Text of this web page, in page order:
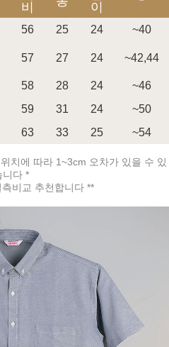
PAYCO 바로구매
비
이
56 25 24
~40
57 27 24 ~42,44
58 28 24
~46
59 31 24
~50
63 33 25 ~54
치에 따라 1~3cm 오차가 있을 수 있
니다 *
비교 추천합니다 **